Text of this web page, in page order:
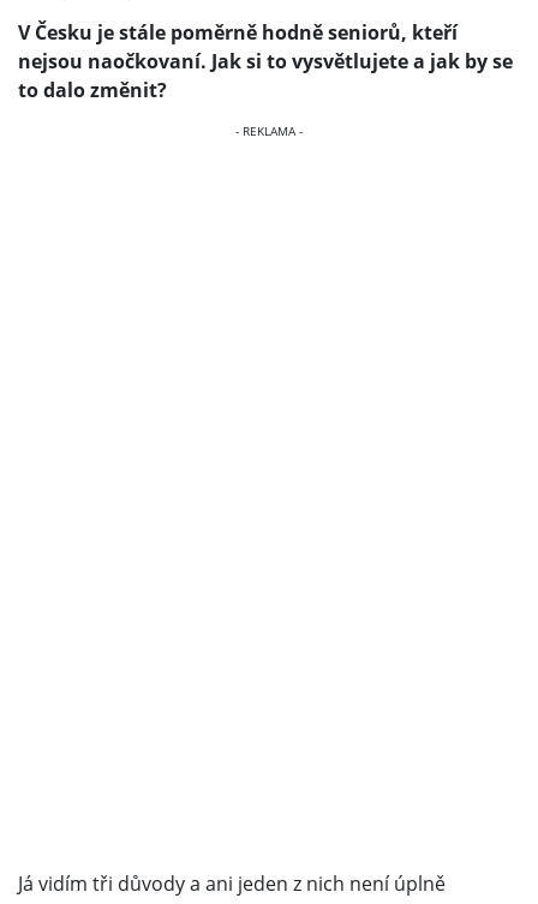
V Česku je stále poměrně hodně seniorů, kteří
nejsou naočkovaní. Jak si to vysvětlujete a jak by se
to dalo změnit?
Já vidím tři důvody a ani jeden z nich není úplně